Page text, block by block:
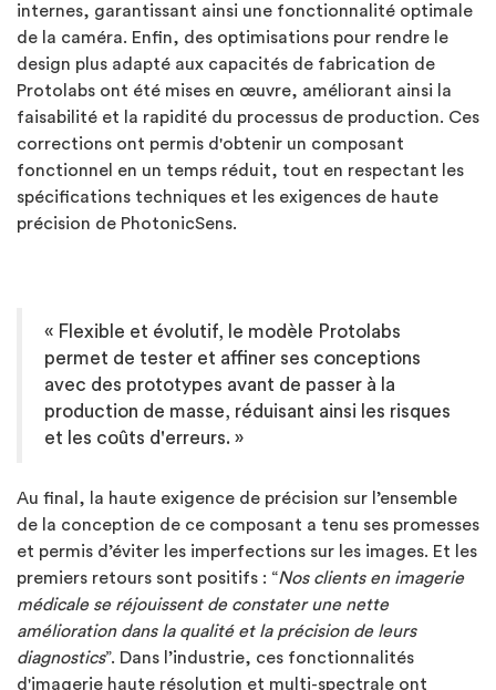
internes, garantissant ainsi une fonctionnalité optimale
de la caméra. Enfin, des optimisations pour rendre le
design plus adapté aux capacités de fabrication de
Protolabs ont été mises en œuvre, améliorant ainsi la
faisabilité et la rapidité du processus de production. Ces
corrections ont permis d'obtenir un composant
fonctionnel en un temps réduit, tout en respectant les
spécifications techniques et les exigences de haute
précision de PhotonicSens.
« Flexible et évolutif, le modèle Protolabs
permet de tester et affiner ses conceptions
avec des prototypes avant de passer à la
production de masse, réduisant ainsi les risques
et les coûts d'erreurs. »
Au final, la haute exigence de précision sur l’ensemble
de la conception de ce composant a tenu ses promesses
et permis d’éviter les imperfections sur les images. Et les
premiers retours sont positifs : “Nos clients en imagerie
médicale se réjouissent de constater une nette
amélioration dans la qualité et la précision de leurs
diagnostics”. Dans l’industrie, ces fonctionnalités
d'imagerie haute résolution et multi-spectrale ont